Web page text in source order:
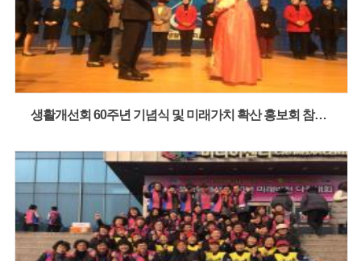
생활개선회 60주년 기념식 및 미래가치 확산 홍보회 참석(최혜진 회장 정부포상)